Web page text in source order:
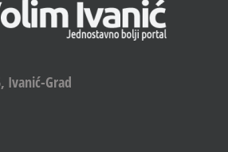
Ivanić-Grad